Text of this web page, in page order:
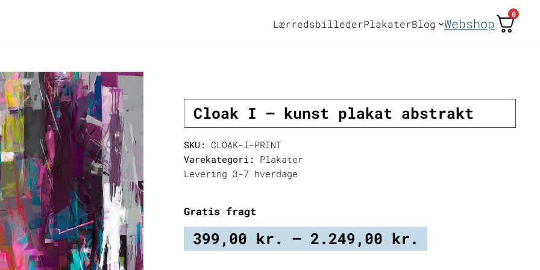
LærredsbillederPlakaterBlog Webshop
0
Cloak I – kunst plakat abstrakt
SKU:
CLOAK-I-PRINT
Varekategori:
Plakater
Levering 3-7 hverdage
Gratis fragt
399,00 kr. – 2.249,00 kr.
399,00 kr.